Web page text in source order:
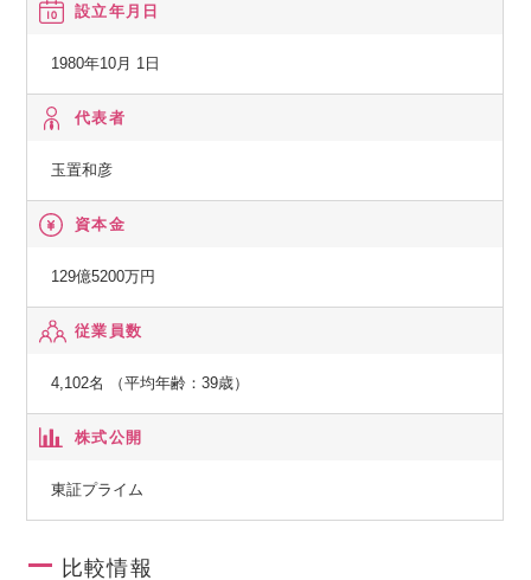
【経済産業省】
システムインテグレータ登録企業
【経済産業省】
【総務省】
一般第二種電気通信事業者
特定建設業電気工事業・電気通信工事業
設立年月日
1980年10月 1日
代表者
玉置和彦
資本金
129億5200万円
従業員数
4,102名 （平均年齢：39歳）
株式公開
東証プライム
比較情報